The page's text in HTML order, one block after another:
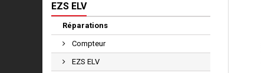
EZS ELV
Réparations
Compteur
EZS ELV